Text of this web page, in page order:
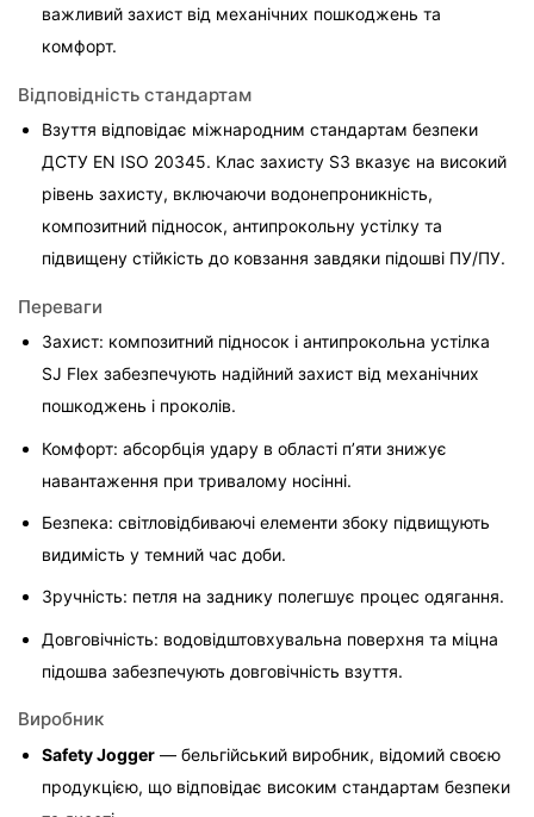
важливий захист від механічних пошкоджень та
комфорт.
Відповідність стандартам
Взуття відповідає міжнародним стандартам безпеки
ДСТУ EN ISO 20345. Клас захисту S3 вказує на високий
рівень захисту, включаючи водонепроникність,
композитний підносок, антипрокольну устілку та
підвищену стійкість до ковзання завдяки підошві ПУ/ПУ.
Переваги
Захист: композитний підносок і антипрокольна устілка
SJ Flex забезпечують надійний захист від механічних
пошкоджень і проколів.
Комфорт: абсорбція удару в області п’яти знижує
навантаження при тривалому носінні.
Безпека: світловідбиваючі елементи збоку підвищують
видимість у темний час доби.
Зручність: петля на заднику полегшує процес одягання.
Довговічність: водовідштовхувальна поверхня та міцна
підошва забезпечують довговічність взуття.
Виробник
Safety Jogger — бельгійський виробник, відомий своєю
продукцією, що відповідає високим стандартам безпеки